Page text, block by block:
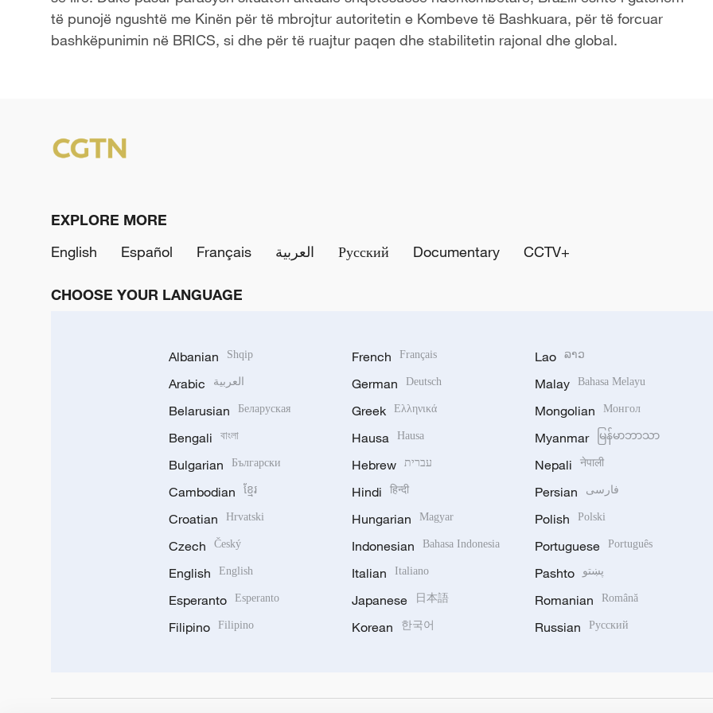
të punojë ngushtë me Kinën për të mbrojtur autoritetin e Kombeve të Bashkuara, për të forcuar
bashkëpunimin në BRICS, si dhe për të ruajtur paqen dhe stabilitetin rajonal dhe global.
EXPLORE MORE
English
Español Français العربية Русский Documentary CCTV+
CHOOSE YOUR LANGUAGE
Albanian Shqip
Arabic العربية
Belarusian Беларуская
Bengali বাংলা
Bulgarian Български
Cambodian ខ្មែរ
Croatian Hrvatski
Czech Český
English English
Esperanto Esperanto
Filipino Filipino
French Français
German Deutsch
Greek Ελληνικά
Hausa Hausa
Hebrew עברית
Hindi हिन्दी
Hungarian Magyar
Indonesian Bahasa Indonesia
Italian Italiano
Japanese 日本語
Korean 한국어
Lao ລາວ
Malay Bahasa Melayu
Mongolian Монгол
Myanmar မြန်မာဘာသာ
Nepali नेपाली
Persian فارسی
Polish Polski
Portuguese Português
Pashto پښتو
Romanian Română
Russian Русский